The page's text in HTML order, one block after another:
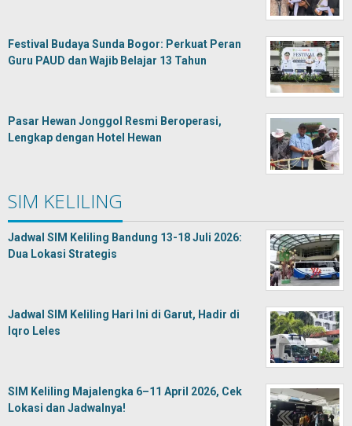
Festival Budaya Sunda Bogor: Perkuat Peran
Guru PAUD dan Wajib Belajar 13 Tahun
Pasar Hewan Jonggol Resmi Beroperasi,
Lengkap dengan Hotel Hewan
SIM KELILING
Jadwal SIM Keliling Bandung 13-18 Juli 2026:
Dua Lokasi Strategis
Jadwal SIM Keliling Hari Ini di Garut, Hadir di
Iqro Leles
SIM Keliling Majalengka 6–11 April 2026, Cek
Lokasi dan Jadwalnya!